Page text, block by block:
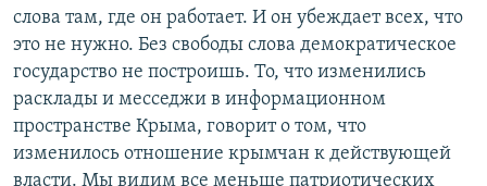
слова там, где он работает. И он убеждает всех, что
это не нужно. Без свободы слова демократическое
государство не построишь. То, что изменились
расклады и месседжи в информационном
пространстве Крыма, говорит о том, что
изменилось отношение крымчан к действующей
власти. Мы видим все меньше патриотических